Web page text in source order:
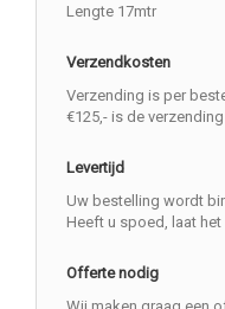
Lengte 17mtr
Verzendkosten
Verzending is per
€125,- is de
Levertijd
Uw bestelling wordt
Heeft u spoed, laat
Offerte nodig